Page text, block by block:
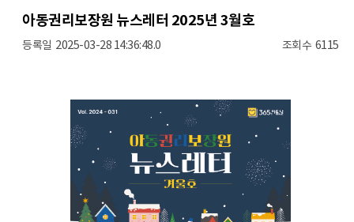
아동권리보장원 뉴스레터 2025년 3월호
2025-03-28 14:36:48.0 6115